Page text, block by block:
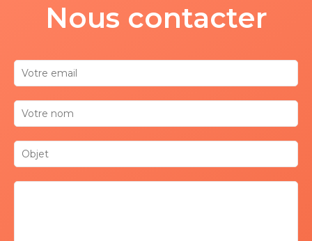
Nous contacter